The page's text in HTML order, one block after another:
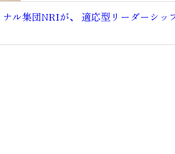
ル集団NRIが、 適応型リーダーシッ